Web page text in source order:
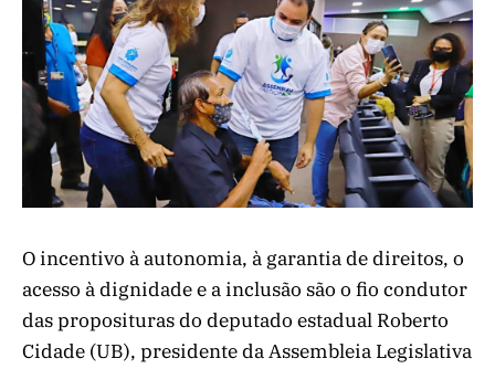
O incentivo à autonomia, à garantia de direitos, o
acesso à dignidade e a inclusão são o fio condutor
das proposituras do deputado estadual Roberto
Cidade (UB), presidente da Assembleia Legislativa